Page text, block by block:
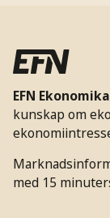
EFN
kunskap om
med 15